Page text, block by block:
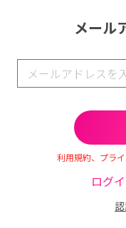
メール
利用規約、プラ
ログ